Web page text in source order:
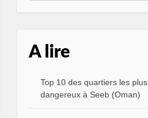
A lire
Top 10 des quartiers les plus
dangereux à Seeb (Oman)